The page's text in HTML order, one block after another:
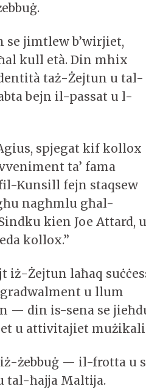
jimtlew b’wirjiet,
kull età. Din mhix
taż-Żejtun u tal-
bejn il-passat u l-
spjegat kif kollox
ta’ fama
Kunsill fejn staqsew
nagħmlu għal-
kien Joe Attard, u
kollox.”
iż-Żejtun laħaq
u llum
— din is-sena se
u attivitajiet
żebbuġ — il-frotta u
tal-ħajja Maltija.